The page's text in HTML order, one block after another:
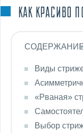
КАК КРАСИВО
Виды
«Рваная»
Выбор